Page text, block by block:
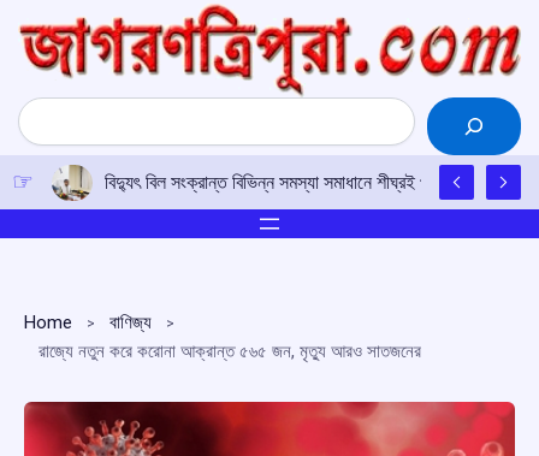
content
Search
বিদ্যুৎ বিল সংক্রান্ত বিভিন্ন সমস্যা সমাধানে শীঘ্রই প্রয়োজনীয় পদক্ষেপ
Home
বাণিজ্য
রাজ্যে নতুন করে করোনা আক্রান্ত ৫৬৫ জন, মৃত্যু আরও সাতজনের